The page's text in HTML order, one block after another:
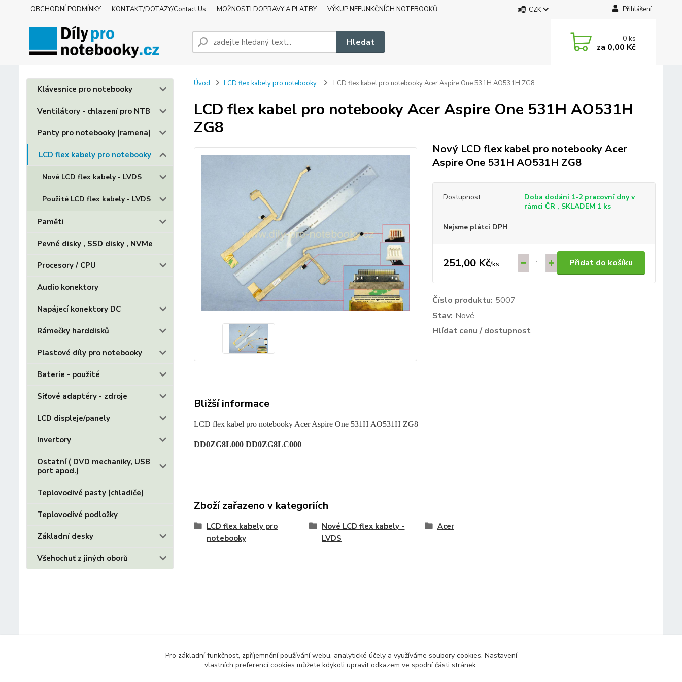
OBCHODNÍ PODMÍNKY KONTAKT/DOTAZY/Contact Us MOŽNOSTI DOPRAVY A PLATBY VÝKUP NEFUNKČNÍCH NOTEBOOKŮ CZK Přihlášení
Hledat 0ks
za 0,00 Kč
Klávesnice pro notebooky
Ventilátory - chlazení pro NTB
Panty pro notebooky (ramena)
LCD flex kabely pro notebooky
Nové LCD flex kabely - LVDS
Použité LCD flex kabely - LVDS
Paměti
Pevné disky , SSD disky , NVMe
Procesory / CPU
Audio konektory
Napájecí konektory DC
Rámečky harddisků
Plastové díly pro notebooky
Baterie - použité
Síťové adaptéry - zdroje
LCD displeje/panely
Invertory
Ostatní ( DVD mechaniky, USB
port apod.)
Teplovodivé pasty (chladiče)
Teplovodivé podložky
Základní desky
Všehochuť z jiných oborů
Úvod LCD flex kabely pro notebooky LCD flex kabel pro notebooky Acer Aspire One 531H AO531H ZG8
LCD flex kabel pro notebooky Acer Aspire One 531H AO531H
ZG8
Nový LCD flex kabel pro notebooky Acer
Aspire One 531H AO531H ZG8
Dostupnost
Doba dodání 1-2 pracovní dny v
rámci ČR , SKLADEM 1 ks
Nejsme plátci DPH
251,00 Kč/ks Přidat do košíku
Číslo produktu: 5007
Stav: Nové
Hlídat cenu / dostupnost
Bližší informace
LCD flex kabel pro notebooky Acer Aspire One 531H AO531H ZG8
DD0ZG8L000 DD0ZG8LC000
Zboží zařazeno v kategoriích
LCD flex kabely pro
notebooky
Nové LCD flex kabely -
LVDS
Acer
Pro základní funkčnost, zpříjemnění používání webu, analytické účely a využíváme soubory cookies. Nastavení
vlastních preferencí cookies můžete kdykoli upravit odkazem ve spodní části stránek.